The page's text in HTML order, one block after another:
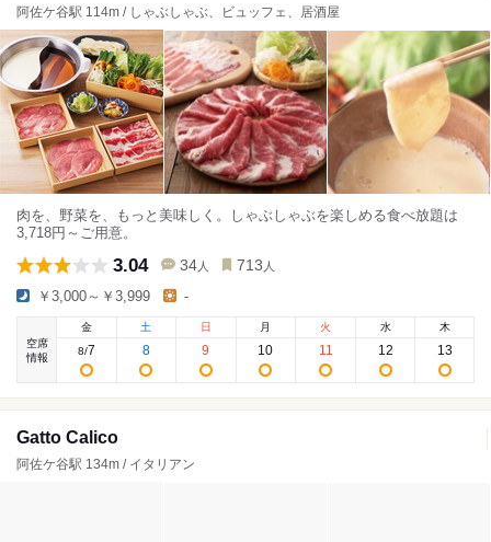
阿佐ケ谷駅 114m / しゃぶしゃぶ、ビュッフェ、居酒屋
肉を、野菜を、もっと美味しく。しゃぶしゃぶを楽しめる食べ放題は
3,718円～ご用意。
3.04 34 人 713 人
￥3,000～￥3,999 -
空席
情報
金
8/7
土
8
日
9
月
10
火
11
水
12
木
13
Gatto Calico
阿佐ケ谷駅 134m / イタリアン